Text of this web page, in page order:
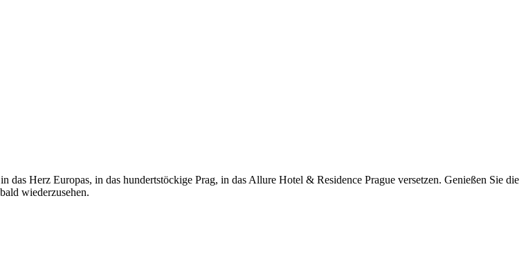
Herz Europas, in das hundertstöckige Prag, in das Allure Hotel & Residence Prague versetzen. Genießen Sie die
wiederzusehen.